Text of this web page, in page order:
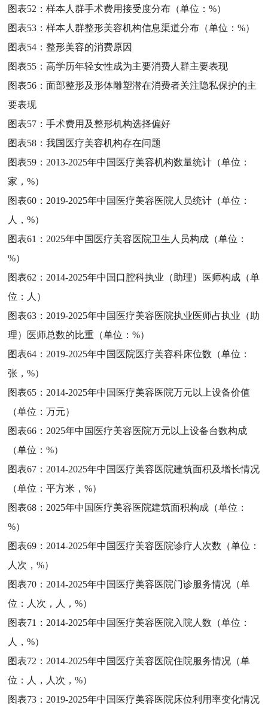
图表52：样本人群手术费用接受度分布（单位：%）
图表53：样本人群整形美容机构信息渠道分布（单位：%）
图表54：整形美容的消费原因
图表55：高学历年轻女性成为主要消费人群主要表现
图表56：面部整形及形体雕塑潜在消费者关注隐私保护的主
要表现
图表57：手术费用及整形机构选择偏好
图表58：我国医疗美容机构存在问题
图表59： 2013-2025年中国医疗美容机构数量统计（单位：
家，%）
图表60： 2019-2025年中国医疗美容医院人员统计（单位：
人，%）
图表61： 2025年中国医疗美容医院卫生人员构成（单位：
%）
图表62： 2014-2025年中国口腔科执业（助理）医师构成（单
位：人）
图表63： 2019-2025年中国医疗美容医院执业医师占执业（助
理）医师总数的比重（单位：%）
图表64： 2019-2025年中国医院医疗美容科床位数（单位：
张，%）
图表65： 2014-2025年中国医疗美容医院万元以上设备价值
（单位：万元）
图表66： 2025年中国医疗美容医院万元以上设备台数构成
（单位：%）
图表67： 2014-2025年中国医疗美容医院建筑面积及增长情况
（单位：平方米，%）
图表68： 2025年中国医疗美容医院建筑面积构成（单位：
%）
图表69： 2014-2025年中国医疗美容医院诊疗人次数（单位：
人次，%）
图表70： 2014-2025年中国医疗美容医院门诊服务情况（单
位：人次，人，%）
图表71： 2014-2025年中国医疗美容医院入院人数（单位：
人，%）
图表72： 2014-2025年中国医疗美容医院住院服务情况（单
位：人，人次，%）
图表73： 2019-2025年中国医疗美容医院床位利用率变化情况